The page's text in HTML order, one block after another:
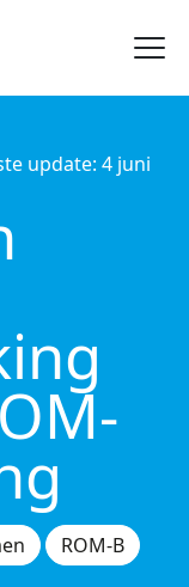
update: 4 juni
ROM-B